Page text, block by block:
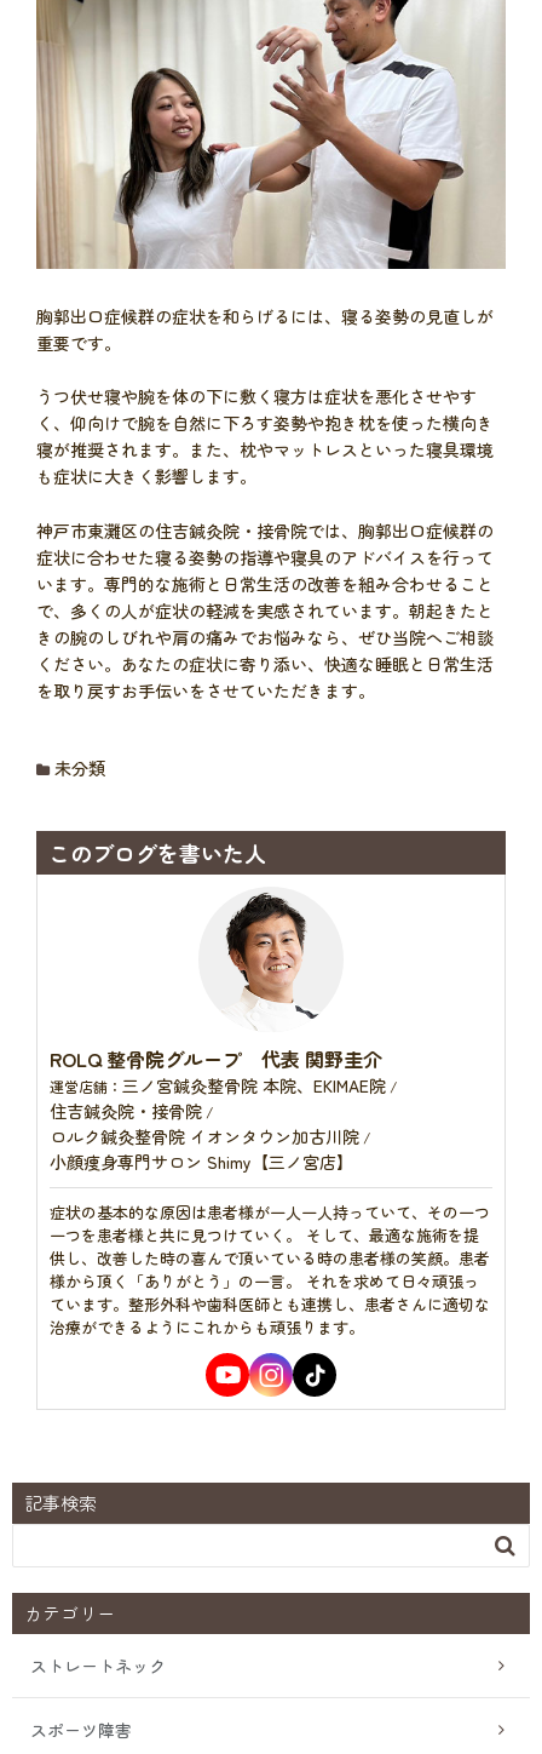
胸郭出口症候群の症状を和らげるには、寝る姿勢の見直しが
重要です。
うつ伏せ寝や腕を体の下に敷く寝方は症状を悪化させやす
く、仰向けで腕を自然に下ろす姿勢や抱き枕を使った横向き
寝が推奨されます。また、枕やマットレスといった寝具環境
も症状に大きく影響します。
神戸市東灘区の住吉鍼灸院・接骨院では、胸郭出口症候群の
症状に合わせた寝る姿勢の指導や寝具のアドバイスを行って
います。専門的な施術と日常生活の改善を組み合わせること
で、多くの人が症状の軽減を実感されています。朝起きたと
きの腕のしびれや肩の痛みでお悩みなら、ぜひ当院へご相談
ください。あなたの症状に寄り添い、快適な睡眠と日常生活
を取り戻すお手伝いをさせていただきます。
未分類
このブログを書いた人
ROLQ 整骨院グループ 代表 関野圭介
運営店舗： 三ノ宮鍼灸整骨院 本院、EKIMAE院 /
住吉鍼灸院・接骨院 /
ロルク鍼灸整骨院 イオンタウン加古川院 /
小顔痩身専門サロン Shimy【三ノ宮店】
症状の基本的な原因は患者様が一人一人持っていて、その一つ
一つを患者様と共に見つけていく。 そして、最適な施術を提
供し、改善した時の喜んで頂いている時の患者様の笑顔。患者
様から頂く「ありがとう」の一言。 それを求めて日々頑張っ
ています。整形外科や歯科医師とも連携し、患者さんに適切な
治療ができるようにこれからも頑張ります。
記事検索

カテゴリー
ストレートネック
スポーツ障害